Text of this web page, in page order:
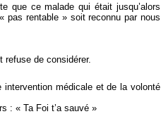
que ce malade qui était jusqu’alors
pas rentable » soit reconnu par nous
de considérer.
intervention médicale et de la volonté
: « Ta Foi t’a sauvé »